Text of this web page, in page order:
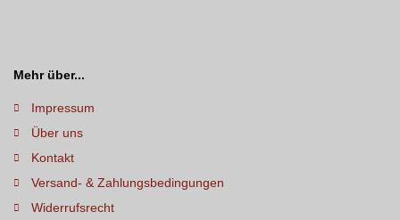
Mehr über...
Impressum
Über uns
Kontakt
Versand- & Zahlungsbedingungen
Widerrufsrecht